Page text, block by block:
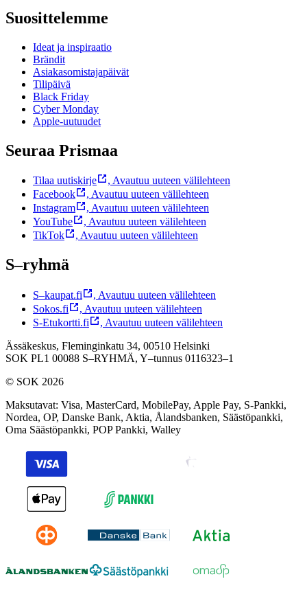
Suosittelemme
Ideat ja inspiraatio
Brändit
Asiakasomistajapäivät
Tilipäivä
Black Friday
Cyber Monday
Apple-uutuudet
Seuraa Prismaa
Tilaa uutiskirje , Avautuu uuteen välilehteen
Facebook
, Avautuu uuteen välilehteen
Instagram
, Avautuu uuteen välilehteen
YouTube
, Avautuu uuteen välilehteen
TikTok
, Avautuu uuteen välilehteen
S–ryhmä
S–kaupat.fi , Avautuu uuteen välilehteen
Sokos.fi
, Avautuu uuteen välilehteen
S-Etukortti.fi
, Avautuu uuteen välilehteen
Ässäkeskus, Fleminginkatu 34, 00510 Helsinki
SOK PL1 00088 S–RYHMÄ, Y–tunnus 0116323–1
© SOK 2026
Maksutavat: Visa, MasterCard, MobilePay, Apple Pay, S-Pankki,
Nordea, OP, Danske Bank, Aktia, Ålandsbanken, Säästöpankki,
Oma Säästöpankki, POP Pankki, Walley